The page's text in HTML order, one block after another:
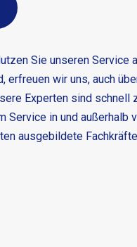
Sie unseren Service
wir uns, auch
Experten sind
in und außerhalb
ausgebildete